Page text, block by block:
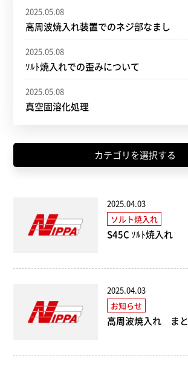
2025.05.08
高周波焼入れ装置でのネジ部なまし
2025.05.08
ｿﾙﾄ焼入れでの歪みについて
2025.05.08
真空固溶化処理
カテゴリを選択する
真空焼入れ（3）
高周波焼入れ（11）
ソルト焼入れ（8）
ショットブラスト（1）
総合加工サービス（1）
その他（12）
2025.04.03
ソルト焼入れ
S45C ｿﾙﾄ焼入れ
2025.04.03
お知らせ
高周波焼入れ ま